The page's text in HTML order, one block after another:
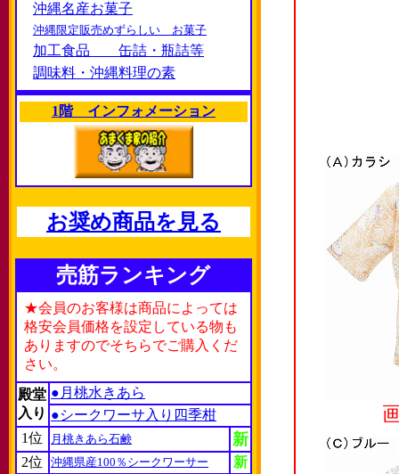
沖縄名産お菓子
沖縄限定販売めずらしい お菓子
加工食品 缶詰・瓶詰等
調味料・沖縄料理の素
1階 インフォメーション
お奨め商品を見る
売筋ランキング
★会員のお客様は商品によっては
格安会員価格を設定している物も
ありますのでそちらでご購入くだ
さい。
殿堂
入り
●月桃水きあら
●シークワーサ入り四季柑
1位
月桃きあら石鹸 新
2位 沖縄県産100％シークワーサー
新